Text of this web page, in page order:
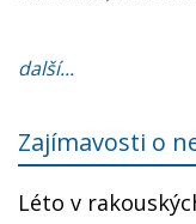
další...
Zajímavosti o
Léto v